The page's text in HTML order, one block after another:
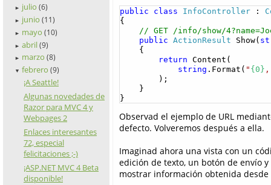
► julio (6)
► junio (11)
► mayo (10)
► abril (9)
► marzo (8)
▼ febrero (9)
¡A Seattle!
Algunas novedades de
Razor para MVC 4 y
Webpages 2
Enlaces interesantes
72, especial
felicitaciones ;-)
¡ASP.NET MVC 4 Beta
disponible!
public class InfoController :
{
// GET /info/show/
public ActionResult Show(
{
return Content(
string .Format( " {0}
);
}
}
Observad el ejemplo de URL
defecto. Volveremos después a ella.
Imaginad ahora una vista con un
edición de texto, un botón de envío
mostrar información obtenida